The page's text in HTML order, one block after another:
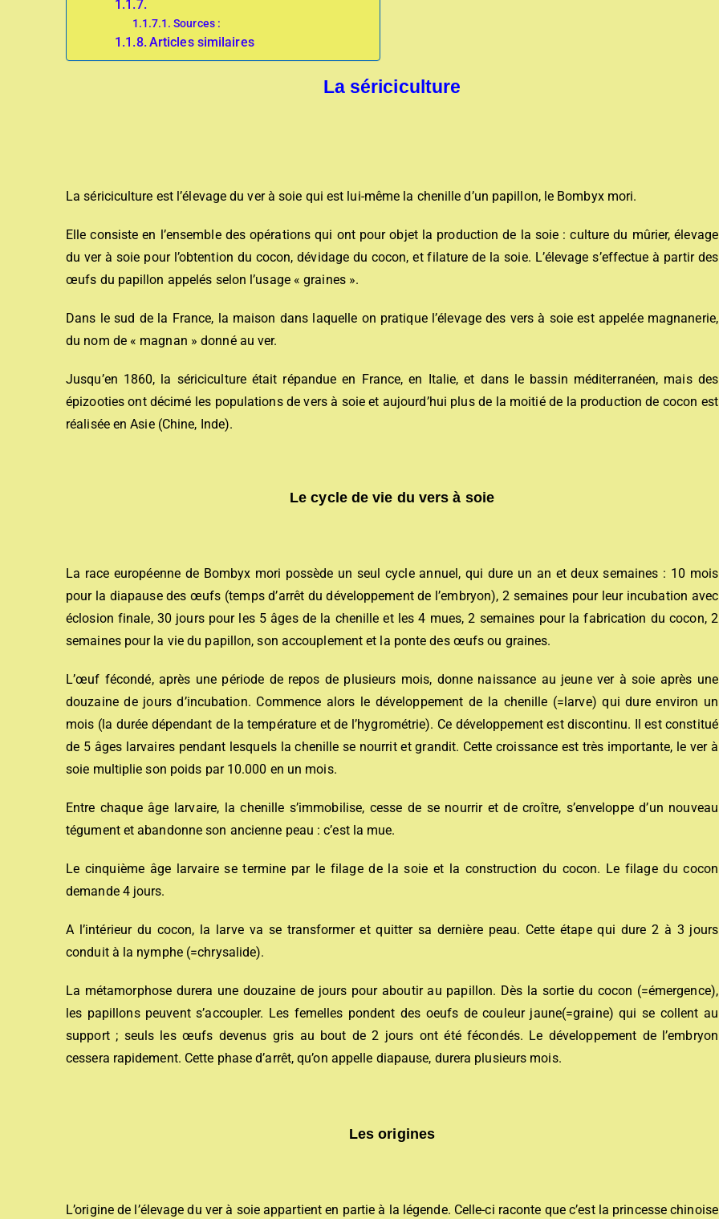
Sources :
Articles similaires
La sériciculture
La sériciculture est l’élevage du ver à soie qui est lui-même la chenille d’un papillon, le Bombyx mori.
Elle consiste en l’ensemble des opérations qui ont pour objet la production de la soie : culture du mûrier, élevage
du ver à soie pour l’obtention du cocon, dévidage du cocon, et filature de la soie. L’élevage s’effectue à partir des
œufs du papillon appelés selon l’usage « graines ».
Dans le sud de la France, la maison dans laquelle on pratique l’élevage des vers à soie est appelée magnanerie,
du nom de « magnan » donné au ver.
Jusqu’en 1860, la sériciculture était répandue en France, en Italie, et dans le bassin méditerranéen, mais des
épizooties ont décimé les populations de vers à soie et aujourd’hui plus de la moitié de la production de cocon est
réalisée en Asie (Chine, Inde).
Le cycle de vie du vers à soie
La race européenne de Bombyx mori possède un seul cycle annuel, qui dure un an et deux semaines : 10 mois
pour la diapause des œufs (temps d’arrêt du développement de l’embryon), 2 semaines pour leur incubation avec
éclosion finale, 30 jours pour les 5 âges de la chenille et les 4 mues, 2 semaines pour la fabrication du cocon, 2
semaines pour la vie du papillon, son accouplement et la ponte des œufs ou graines.
L’œuf fécondé, après une période de repos de plusieurs mois, donne naissance au jeune ver à soie après une
douzaine de jours d’incubation. Commence alors le développement de la chenille (=larve) qui dure environ un
mois (la durée dépendant de la température et de l’hygrométrie). Ce développement est discontinu. Il est constitué
de 5 âges larvaires pendant lesquels la chenille se nourrit et grandit. Cette croissance est très importante, le ver à
soie multiplie son poids par 10.000 en un mois.
Entre chaque âge larvaire, la chenille s’immobilise, cesse de se nourrir et de croître, s’enveloppe d’un nouveau
tégument et abandonne son ancienne peau : c’est la mue.
Le cinquième âge larvaire se termine par le filage de la soie et la construction du cocon. Le filage du cocon
demande 4 jours.
A l’intérieur du cocon, la larve va se transformer et quitter sa dernière peau. Cette étape qui dure 2 à 3 jours
conduit à la nymphe (=chrysalide).
La métamorphose durera une douzaine de jours pour aboutir au papillon. Dès la sortie du cocon (=émergence),
les papillons peuvent s’accoupler. Les femelles pondent des oeufs de couleur jaune(=graine) qui se collent au
support ; seuls les œufs devenus gris au bout de 2 jours ont été fécondés. Le développement de l’embryon
cessera rapidement. Cette phase d’arrêt, qu’on appelle diapause, durera plusieurs mois.
Les origines
L’origine de l’élevage du ver à soie appartient en partie à la légende. Celle-ci raconte que c’est la princesse chinoise